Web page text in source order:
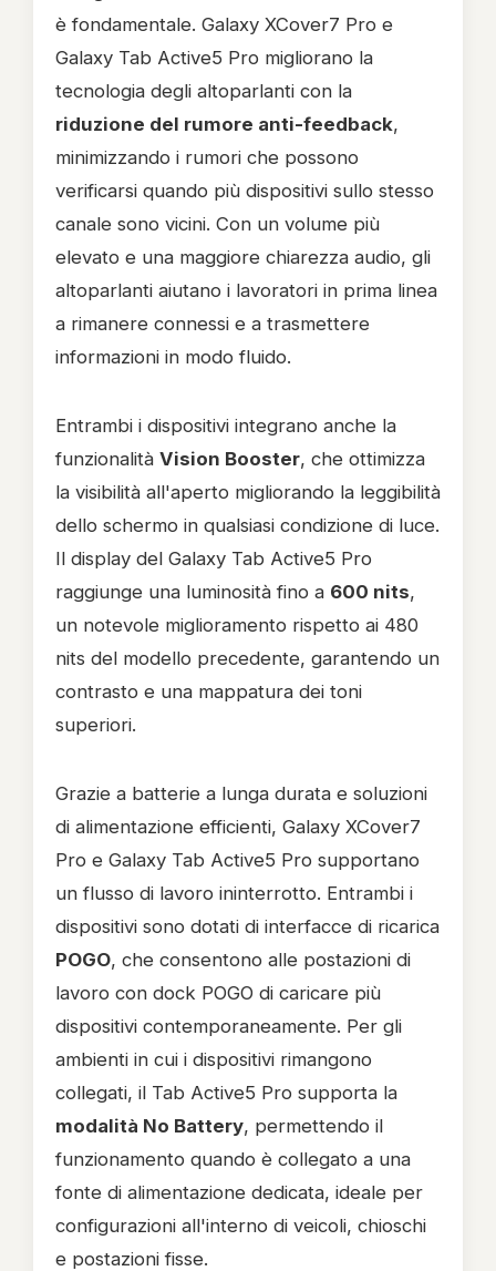
è fondamentale. Galaxy XCover7 Pro e
Galaxy Tab Active5 Pro migliorano la
tecnologia degli altoparlanti con la
riduzione del rumore anti-feedback,
minimizzando i rumori che possono
verificarsi quando più dispositivi sullo stesso
canale sono vicini. Con un volume più
elevato e una maggiore chiarezza audio, gli
altoparlanti aiutano i lavoratori in prima linea
a rimanere connessi e a trasmettere
informazioni in modo fluido.
Entrambi i dispositivi integrano anche la
funzionalità Vision Booster, che ottimizza
la visibilità all'aperto migliorando la leggibilità
dello schermo in qualsiasi condizione di luce.
Il display del Galaxy Tab Active5 Pro
raggiunge una luminosità fino a 600 nits,
un notevole miglioramento rispetto ai 480
nits del modello precedente, garantendo un
contrasto e una mappatura dei toni
superiori.
Grazie a batterie a lunga durata e soluzioni
di alimentazione efficienti, Galaxy XCover7
Pro e Galaxy Tab Active5 Pro supportano
un flusso di lavoro ininterrotto. Entrambi i
dispositivi sono dotati di interfacce di ricarica
POGO, che consentono alle postazioni di
lavoro con dock POGO di caricare più
dispositivi contemporaneamente. Per gli
ambienti in cui i dispositivi rimangono
collegati, il Tab Active5 Pro supporta la
modalità No Battery, permettendo il
funzionamento quando è collegato a una
fonte di alimentazione dedicata, ideale per
configurazioni all'interno di veicoli, chioschi
e postazioni fisse.